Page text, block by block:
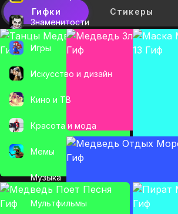
Знаменитости
Игры
Искусcтво и дизайн
Кино и ТВ
Красота и мода
Мемы
Музыка
Мультфильмы
Гифки Стикеры